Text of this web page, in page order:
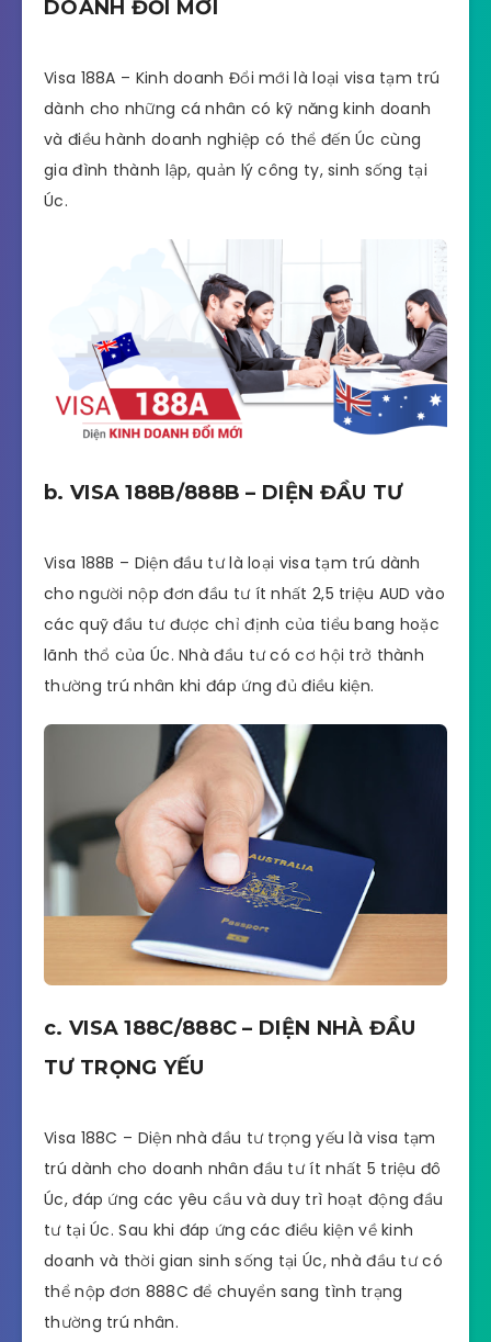
DOANH ĐỔI MỚI
Visa 188A – Kinh doanh Đổi mới là loại visa tạm trú
dành cho những cá nhân có kỹ năng kinh doanh
và điều hành doanh nghiệp có thể đến Úc cùng
gia đình thành lập, quản lý công ty, sinh sống tại
Úc.
b. VISA 188B/888B – DIỆN ĐẦU TƯ
Visa 188B – Diện đầu tư là loại visa tạm trú dành
cho người nộp đơn đầu tư ít nhất 2,5 triệu AUD vào
các quỹ đầu tư được chỉ định của tiểu bang hoặc
lãnh thổ của Úc. Nhà đầu tư có cơ hội trở thành
thường trú nhân khi đáp ứng đủ điều kiện.
c. VISA 188C/888C – DIỆN NHÀ ĐẦU
TƯ TRỌNG YẾU
Visa 188C – Diện nhà đầu tư trọng yếu là visa tạm
trú dành cho doanh nhân đầu tư ít nhất 5 triệu đô
Úc, đáp ứng các yêu cầu và duy trì hoạt động đầu
tư tại Úc. Sau khi đáp ứng các điều kiện về kinh
doanh và thời gian sinh sống tại Úc, nhà đầu tư có
thể nộp đơn 888C để chuyển sang tình trạng
thường trú nhân.